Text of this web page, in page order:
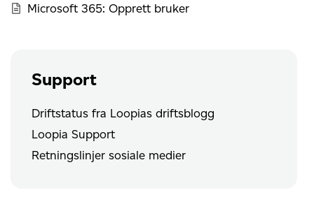
Microsoft 365: Opprett bruker
Support
Driftstatus fra Loopias driftsblogg
Loopia Support
Retningslinjer sosiale medier